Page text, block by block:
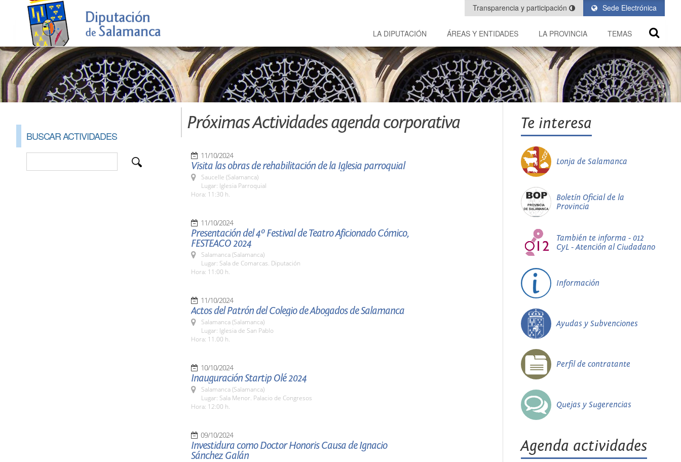
Sede Electrónica
Transparencia y participación
LA DIPUTACIÓN ÁREAS Y ENTIDADES LA PROVINCIA TEMAS
BUSCAR ACTIVIDADES
Próximas Actividades agenda corporativa
11/10/2024
Visita las obras de rehabilitación de la Iglesia parroquial
Saucelle (Salamanca)
Lugar: Iglesia Parroquial
Hora: 11:30 h.
11/10/2024
Presentación del 4º Festival de Teatro Aficionado Cómico,
FESTEACO 2024
Salamanca (Salamanca)
Lugar: Sala de Comarcas. Diputación
Hora: 11:00 h.
11/10/2024
Actos del Patrón del Colegio de Abogados de Salamanca
Salamanca (Salamanca)
Lugar: Iglesia de San Pablo
Hora: 11.00 h.
10/10/2024
Inauguración Startip Olé 2024
Salamanca (Salamanca)
Lugar: Sala Menor. Palacio de Congresos
Hora: 12:00 h.
09/10/2024
Investidura como Doctor Honoris Causa de Ignacio
Sánchez Galán
Te interesa
Lonja de Salamanca
Boletín Oficial de la
Provincia
También te informa - 012
CyL - Atención al Ciudadano
Información
Ayudas y Subvenciones
Perfil de contratante
Quejas y Sugerencias
Agenda actividades